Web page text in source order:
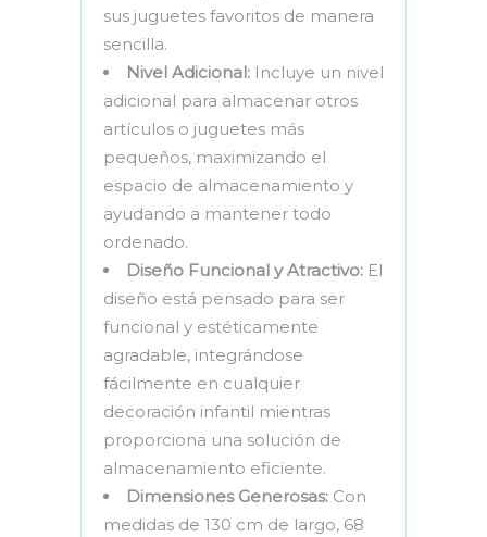
sus juguetes favoritos de manera
sencilla.
Nivel Adicional: Incluye un nivel
adicional para almacenar otros
artículos o juguetes más
pequeños, maximizando el
espacio de almacenamiento y
ayudando a mantener todo
ordenado.
Diseño Funcional y Atractivo: El
diseño está pensado para ser
funcional y estéticamente
agradable, integrándose
fácilmente en cualquier
decoración infantil mientras
proporciona una solución de
almacenamiento eficiente.
Dimensiones Generosas: Con
medidas de 130 cm de largo, 68